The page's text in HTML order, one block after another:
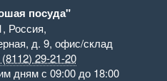
посуда"
, Россия,
д. 9, офис/склад
29-21-20
дням с 09:00 до 18:00